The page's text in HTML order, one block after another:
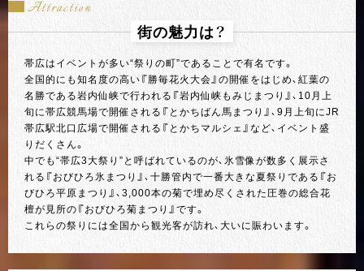
Attraction
街の魅力は？
帯広はイベントが多い“祭りの町”であることで有名です。
全国的にも知名度の高い『勝毎花火大会』の開催をはじめ、紅葉の
名勝である岩内仙峡で行われる『岩内仙峡もみじまつり』、10月上
旬に帯広競馬場で開催される『とかちばん馬まつり』、9月上旬にJR
帯広駅北口広場で開催される『とかちマルシェ』など、イベント盛
りだくさん。
中でも“帯広3大祭り”と呼ばれているのが、氷雪像が数多く展示さ
れる『おびひろ氷まつり』、十勝管内で一番大きな夏祭りである『お
びひろ平原まつり』、3,000本の菊で埋め尽くされた圧巻の総合花
檀が見所の『おびひろ菊まつり』です。
これらの祭りには全国から観光客が訪れ、大いに賑わいます。